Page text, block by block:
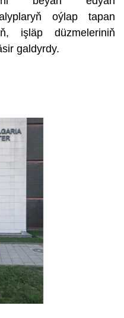
oýlap tapan
işläp düzmeleriniň
galdyrdy.